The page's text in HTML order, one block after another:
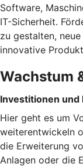
Software,
IT-Sicherheit.
zu gestalten,
innovative
Wachstum
Investitionen
Hier geht es um
weiterentwickeln
die Erweiterung
Anlagen oder die